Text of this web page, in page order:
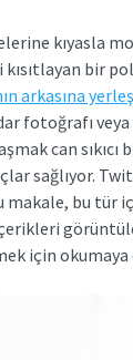
kıyasla
bir
arkasına
fotoğrafı veya
can sıkıcı
sağlıyor.
makale, bu
için okumaya